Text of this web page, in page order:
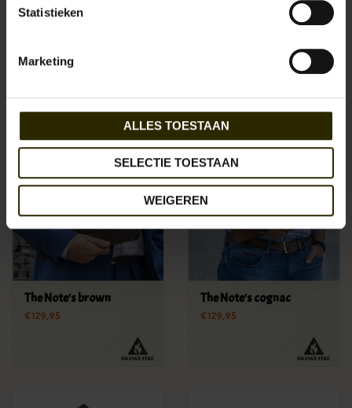
Statistieken
Marketing
ALLES TOESTAAN
SELECTIE TOESTAAN
WEIGEREN
Gerelateerde producten
The Note's brown
€129,95
The Note's cognac
€129,95